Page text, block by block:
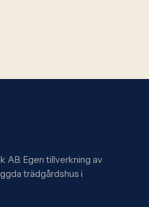
AB. Egen tillverkning av
trädgårdshus i